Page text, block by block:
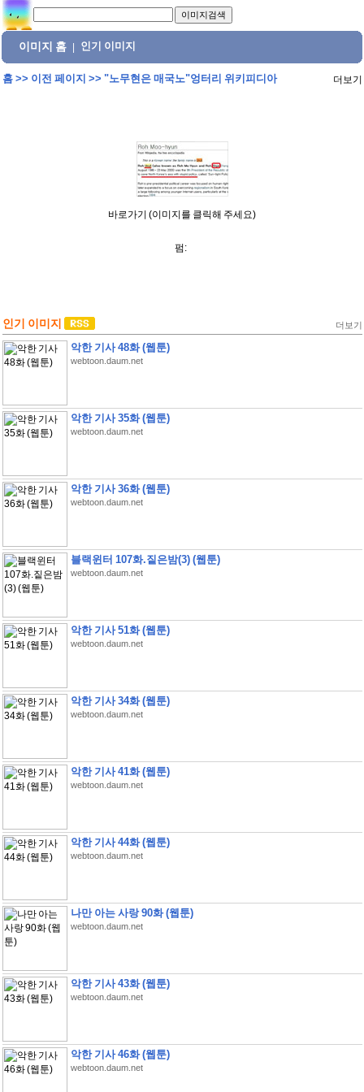
이미지 홈 인기 이미지
홈>> 이전 페이지 >> "노무현은 매국노"엉터리 위키피디아 더보기
바로가기 (이미지를 클릭해 주세요)
펌:
인기 이미지 더보기
악한 기사 48화 (웹툰)
webtoon.daum.net
악한 기사 35화 (웹툰)
webtoon.daum.net
악한 기사 36화 (웹툰)
webtoon.daum.net
블랙윈터 107화.짙은밤(3) (웹툰)
webtoon.daum.net
악한 기사 51화 (웹툰)
webtoon.daum.net
악한 기사 34화 (웹툰)
webtoon.daum.net
악한 기사 41화 (웹툰)
webtoon.daum.net
악한 기사 44화 (웹툰)
webtoon.daum.net
나만 아는 사랑 90화 (웹툰)
webtoon.daum.net
악한 기사 43화 (웹툰)
webtoon.daum.net
악한 기사 46화 (웹툰)
webtoon.daum.net